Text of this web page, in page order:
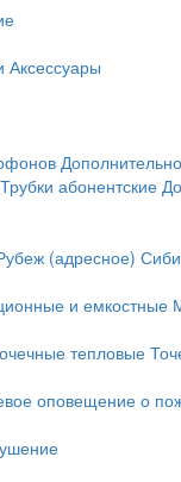
Аксессуары
Трубки абонентские
(адресное)
и емкостные
тепловые
оповещение о